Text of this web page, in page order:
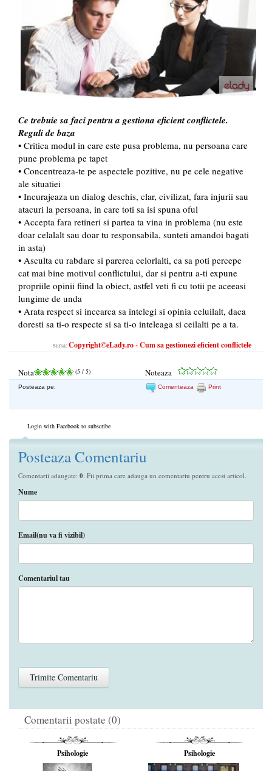
Ce trebuie sa faci pentru a gestiona eficient conflictele.
Reguli de baza
• Critica modul in care este pusa problema, nu persoana care
pune problema pe tapet
• Concentreaza-te pe aspectele pozitive, nu pe cele negative
ale situatiei
• Incurajeaza un dialog deschis, clar, civilizat, fara injurii sau
atacuri la persoana, in care toti sa isi spuna oful
• Accepta fara retineri si partea ta vina in problema (nu este
doar celalalt sau doar tu responsabila, sunteti amandoi bagati
in asta)
• Asculta cu rabdare si parerea celorlalti, ca sa poti percepe
cat mai bine motivul conflictului, dar si pentru a-ti expune
propriile opinii fiind la obiect, astfel veti fi cu totii pe aceeasi
lungime de unda
• Arata respect si incearca sa intelegi si opinia celuilalt, daca
doresti sa ti-o respecte si sa ti-o inteleaga si ceilalti pe a ta.
Sursa: Copyright©eLady.ro - Cum sa gestionezi eficient conflictele
Nota (5 / 5) Noteaza
Posteaza pe: Comenteaza Print
Login with Facebook to subscribe
Posteaza Comentariu
Comentarii adaugate: 0 . Fii prima care adauga un comentariu pentru acest articol.
Nume
Email(nu va fi vizibil)
Comentariul tau
Comentarii postate (0)
Psihologie Psihologie